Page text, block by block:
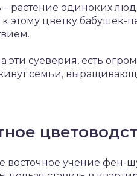
– растение одиноких
этому цветку бабушек-
эти суеверия, есть
семьи,
восточное учение фен-